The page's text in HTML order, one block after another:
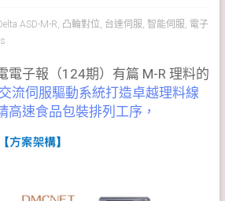
ASD-M-R, 凸輪對位, 台達伺服, 智能伺服, 電子
電子報（124期）有篇 M-R 理料的
流伺服驅動系統打造卓越理料線
高速食品包裝排列工序，